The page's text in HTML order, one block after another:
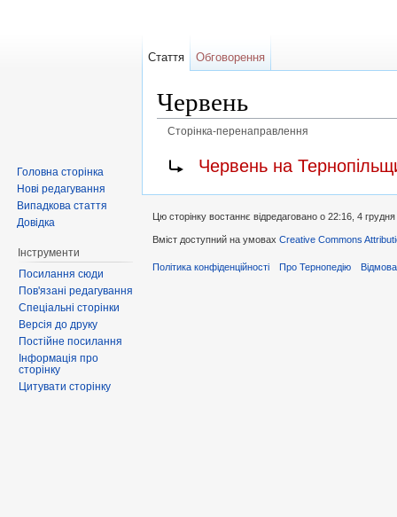
Червень
Сторінка-перенаправлення
Перенаправити на:
Червень на
Стаття Обговорення
Головна сторінка
Нові редагування
Випадкова стаття
Довідка
Інструменти
Посилання сюди
Пов'язані редагування
Спеціальні сторінки
Версія до друку
Постійне посилання
Інформація про
сторінку
Цитувати сторінку
Цю сторінку востаннє відредаговано о 22:16, 4
Вміст доступний на умовах Creative Commons
Політика конфіденційності Про Тернопедію Відмова